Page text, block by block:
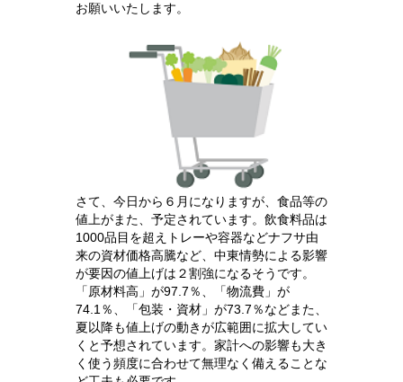
お願いいたします。
さて、今日から６月になりますが、食品等の
値上がまた、予定​されています。飲食料品は
1000品目を超えトレーや容器などナフサ由
来の資材価格高騰など、中東情勢による影響
が要因​の値上げは２割強になるそうです。
「原材料高」が97.7％、「物流費」が
74.1％、「包装‌・資⁠材」が73.7％などまた、
夏以降も値上げの動⁠きが広範囲に拡大してい
くと予想されています。家計への影響も大き
く使う頻度に合わせて無理なく備えることな